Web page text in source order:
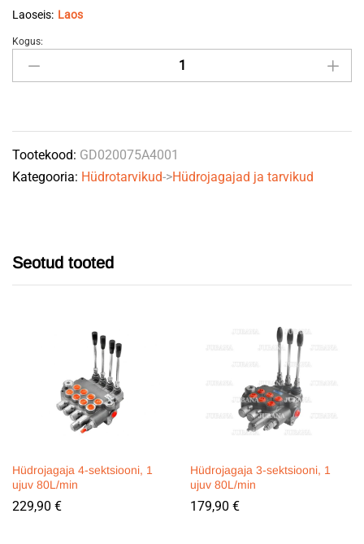
Laoseis: Laos
Hüdrojagaja
P80/4xA1
Kogus:
Tootekood: GD020075A4001
Kategooria: Hüdrotarvikud->Hüdrojagajad ja tarvikud
Seotud tooted
Hüdrojagaja 4-sektsiooni, 1
ujuv 80L/min
229,90 €
Hüdrojagaja 3-sektsiooni, 1
ujuv 80L/min
179,90 €